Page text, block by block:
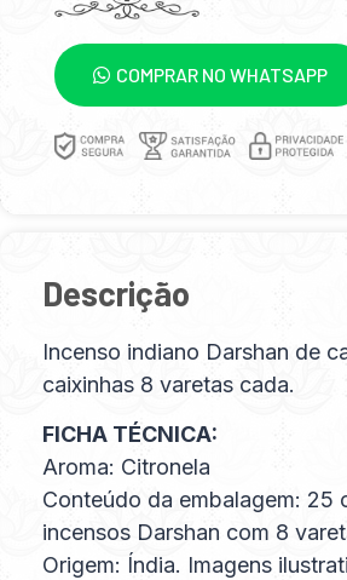
COMPRAR NO WHATSAPP
Descrição
Incenso indiano Darshan de
caixinhas 8 varetas cada.
FICHA TÉCNICA:
Aroma: Citronela
Conteúdo da embalagem: 25
incensos Darshan com 8
Origem: Índia. Imagens